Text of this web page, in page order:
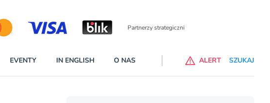
EVENTY IN ENGLISH O NAS ALERT SZUKAJ